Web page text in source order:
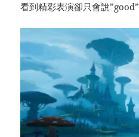
看到精彩表演卻只會說”good”